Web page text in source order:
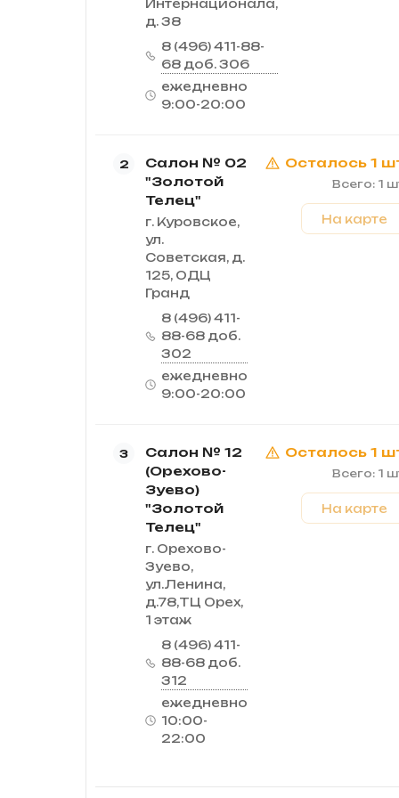
Интернационала,
д. 38
8 (496) 411-88-
68 доб. 306
ежедневно
9:00-20:00
2
Салон № 02
"Золотой
Телец"
г. Куровское,
ул.
Советская, д.
125, ОДЦ
Гранд
8 (496) 411-
88-68 доб.
302
ежедневно
9:00-20:00
Осталось 1
Всего: 1
На карте
3
Салон № 12
(Орехово-
Зуево)
"Золотой
Телец"
г. Орехово-
Зуево,
ул.Ленина,
д.78,ТЦ Орех,
1 этаж
8 (496) 411-
88-68 доб.
312
ежедневно
10:00-
22:00
Осталось 1
Всего: 1
На карте